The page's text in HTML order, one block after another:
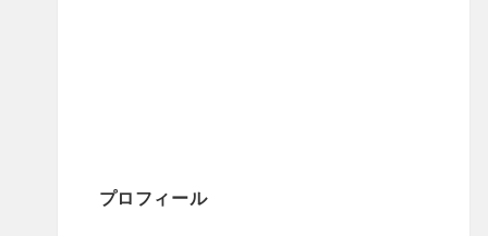
プロフィール